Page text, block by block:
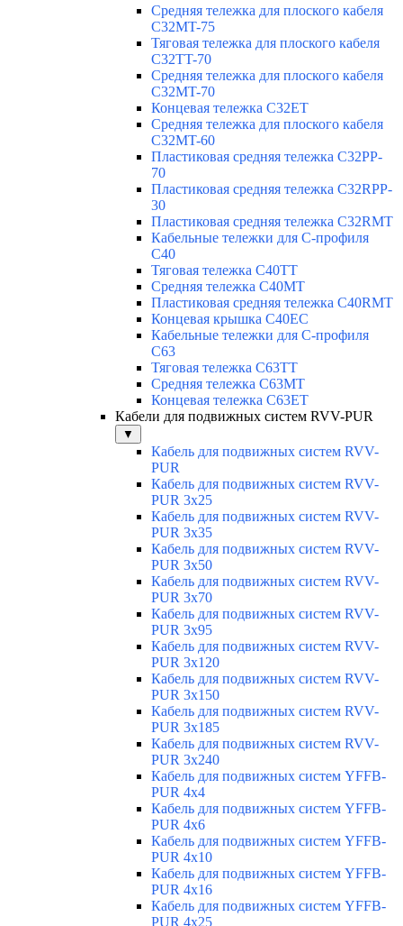
Средняя тележка для плоского кабеля
C32MT-75
Тяговая тележка для плоского кабеля
C32TT-70
Средняя тележка для плоского кабеля
C32MT-70
Концевая тележка C32ET
Средняя тележка для плоского кабеля
C32MT-60
Пластиковая средняя тележка C32PP-
70
Пластиковая средняя тележка C32RPP-
30
Пластиковая средняя тележка C32RMT
Кабельные тележки для С-профиля
C40
Тяговая тележка C40TT
Средняя тележка C40MT
Пластиковая средняя тележка C40RMT
Концевая крышка C40EC
Кабельные тележки для С-профиля
C63
Тяговая тележка C63TT
Средняя тележка C63MT
Концевая тележка C63ET
Кабели для подвижных систем RVV-PUR
▼
Кабель для подвижных систем RVV-
PUR
Кабель для подвижных систем RVV-
PUR 3x25
Кабель для подвижных систем RVV-
PUR 3x35
Кабель для подвижных систем RVV-
PUR 3x50
Кабель для подвижных систем RVV-
PUR 3x70
Кабель для подвижных систем RVV-
PUR 3x95
Кабель для подвижных систем RVV-
PUR 3x120
Кабель для подвижных систем RVV-
PUR 3x150
Кабель для подвижных систем RVV-
PUR 3x185
Кабель для подвижных систем RVV-
PUR 3x240
Кабель для подвижных систем YFFB-
PUR 4x4
Кабель для подвижных систем YFFB-
PUR 4x6
Кабель для подвижных систем YFFB-
PUR 4x10
Кабель для подвижных систем YFFB-
PUR 4x16
Кабель для подвижных систем YFFB-
PUR 4x25